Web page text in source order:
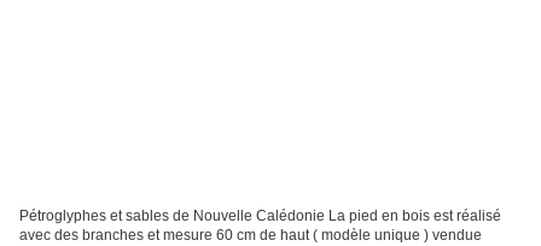
Pétroglyphes et sables de Nouvelle Calédonie La pied en bois est réalisé
avec des branches et mesure 60 cm de haut ( modèle unique ) vendue